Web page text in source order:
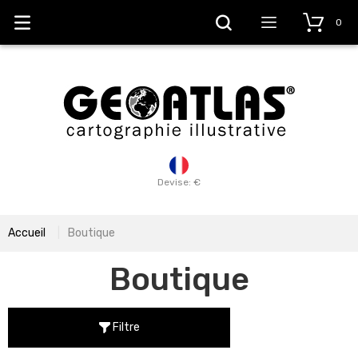
Devise: €
0
Accueil Boutique
Boutique
Filtre